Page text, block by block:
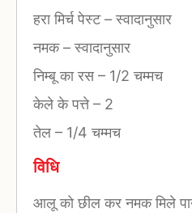
हरा मिर्च पेस्ट–स्वादानुसार
नमक–स्वादानुसार
निम्बू का रस– 1/2 चम्मच
केले के पत्ते– 2
तेल – 1/4 चम्मच
विधि
आलू को छील कर नमक मिले